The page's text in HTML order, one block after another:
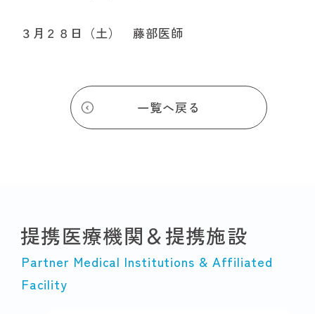
３月２８日（土） 藤部医師
一覧へ戻る
提携医療機関＆提携施設
Partner Medical Institutions & Affiliated
Facility